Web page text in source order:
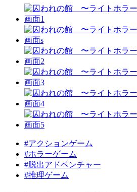
#アクションゲーム
#ホラーゲーム
#脱出アドベンチャー
#推理ゲーム